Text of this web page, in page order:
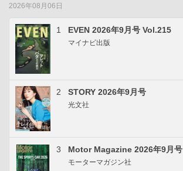
2026年08月06日
1 EVEN 2026年9月号 Vol.215
マイナビ出版
2 STORY 2026年9月号
光文社
3 Motor Magazine 2026年9月号
モーターマガジン社